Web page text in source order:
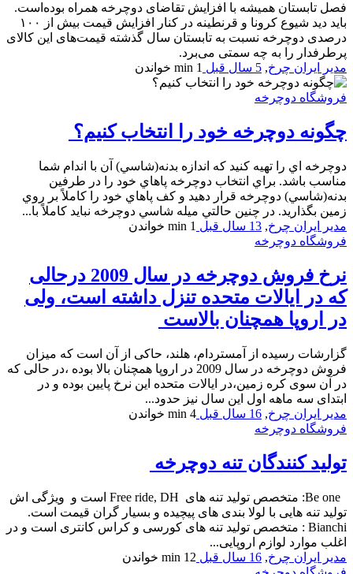
فصل تابستان همیشه با افزایش تقاضای دوچرخه همراه بوده‌است.
باید دید شیوع کرونا و قرنطینه در کنار افزایش قیمت بیش از ۱۰۰
درصدی دوچرخه نسبت به تابستان سال گذشته قیمت‌های این کالای
پرطرفدار را به چه سمتی می‌برد.
مدیر ایران چرخ, 5 سال قبل 1 min خواندن
فروشگاه دوچرخه
چگونه دوچرخه خود را انتخاب كنيم؟
دوچرخه اي را تهيه كنيد كه اندازه بدنه(شاسي) آن با اندام شما
مناسب باشد. براي انتخاب دوچرخه پاهاي خود را در طرفين
بدنه(شاسي) دوچرخه قرار دهيد و كف پاهاي خود را كاملاً بر روي
زمين بگذاريد. در چنين حالتي ميله شاسي دوچرخه نبايد كاملاً با...
مدیر ایران چرخ, 13 سال قبل 1 min
خواندن
فروشگاه دوچرخه
نرخ فروش دوچرخه در سال 2009 درحالی
که در ایالات متحده تنزل داشته است، ولی
در اروپا همچنان بالاست
گزارشات رسیده از آمستردام، هلند، حاکی از آن است که میزان
فروش دوچرخه در سال 2009 در اروپا همچنان بالا بوده ،در حالی که
در آن سوی کره زمین،در ایالات متحده این نرخ پایین بوده و در
ابتدای سه ماهه اول این سال نیز حدود...
مدیر ایران چرخ, 16 سال قبل 4 min
خواندن
فروشگاه دوچرخه
تولید کنندگان تنه دوچرخه
Be one: متخصص تولید تنه های Free ride, DH است و ویژگی اش
تولید تنه هایی با لولا بندی های پیچیده و بسیار گران قیمت است.
Bianchi : متخصص تولید تنه های کورسی و کراس کانتری است و در
اغلب موارد لوازم اروپایی...
مدیر ایران چرخ, 16 سال قبل 12 min
خواندن